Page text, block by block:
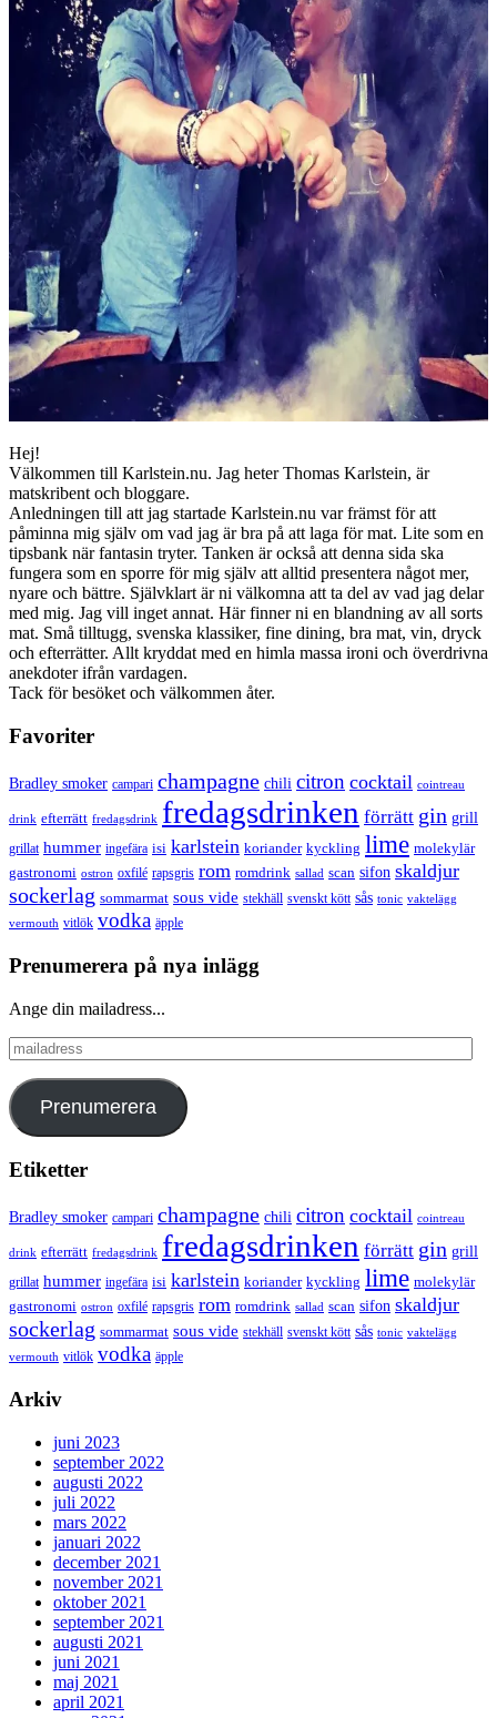
Hej!
Välkommen till Karlstein.nu. Jag heter Thomas Karlstein, är
matskribent och bloggare.
Anledningen till att jag startade Karlstein.nu var främst för att
påminna mig själv om vad jag är bra på att laga för mat. Lite som en
tipsbank när fantasin tryter. Tanken är också att denna sida ska
fungera som en sporre för mig själv att alltid presentera något mer,
nyare och bättre. Självklart är ni välkomna att ta del av vad jag delar
med mig. Jag vill inget annat. Här finner ni en blandning av all sorts
mat. Små tilltugg, svenska klassiker, fine dining, bra mat, vin, dryck
och efterrätter. Allt kryddat med en himla massa ironi och överdrivna
anekdoter ifrån vardagen.
Tack för besöket och välkommen åter.
Favoriter
Bradley smoker campari champagne chili citron cocktail cointreau
drink efterrätt fredagsdrink fredagsdrinken förrätt gin grill
grillat hummer ingefära isi karlstein koriander kyckling lime molekylär
gastronomi ostron oxfilé rapsgris rom romdrink sallad scan sifon skaldjur
sockerlag sommarmat sous vide stekhäll svenskt kött sås tonic vaktelägg
vermouth vitlök vodka äpple
Prenumerera på nya inlägg
Ange din mailadress...
mailadress
Prenumerera
Etiketter
Bradley smoker campari champagne chili citron cocktail cointreau
drink efterrätt fredagsdrink fredagsdrinken förrätt gin grill
grillat hummer ingefära isi karlstein koriander kyckling lime molekylär
gastronomi ostron oxfilé rapsgris rom romdrink sallad scan sifon skaldjur
sockerlag sommarmat sous vide stekhäll svenskt kött sås tonic vaktelägg
vermouth vitlök vodka äpple
Arkiv
juni 2023
september 2022
augusti 2022
juli 2022
mars 2022
januari 2022
december 2021
november 2021
oktober 2021
september 2021
augusti 2021
juni 2021
maj 2021
april 2021